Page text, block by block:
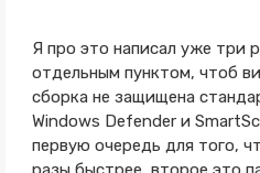
Я про это написал уже три
отдельным пунктом, чтоб
сборка не защищена
Windows Defender и
первую очередь для того,